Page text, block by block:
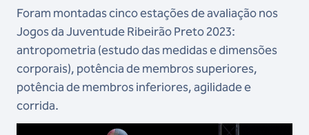
Foram montadas cinco estações de avaliação nos
Jogos da Juventude Ribeirão Preto 2023:
antropometria (estudo das medidas e dimensões
corporais), potência de membros superiores,
potência de membros inferiores, agilidade e
corrida.